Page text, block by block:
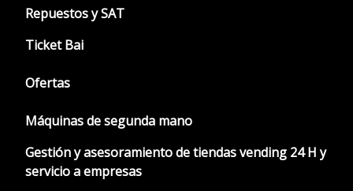
Repuestos y SAT
Ticket Bai
Ofertas
Máquinas de segunda mano
Gestión y asesoramiento de tiendas vending 24 H y
servicio a empresas